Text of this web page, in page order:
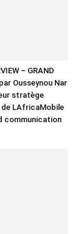
– GRAND
Ousseynou Nar
stratège
de LAfricaMobile
communication